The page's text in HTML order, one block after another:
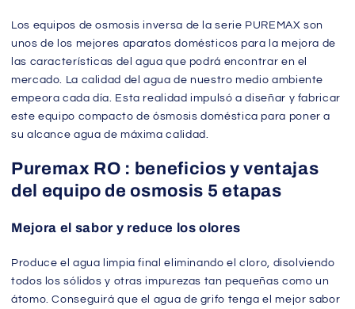
Los equipos de osmosis inversa de la serie PUREMAX son
unos de los mejores aparatos domésticos para la mejora de
las características del agua que podrá encontrar en el
mercado. La calidad del agua de nuestro medio ambiente
empeora cada día. Esta realidad impulsó a diseñar y fabricar
este equipo compacto de ósmosis doméstica para poner a
su alcance agua de máxima calidad.
Puremax RO : beneficios y ventajas
del equipo de osmosis 5 etapas
Mejora el sabor y reduce los olores
Produce el agua limpia final eliminando el cloro, disolviendo
todos los sólidos y otras impurezas tan pequeñas como un
átomo. Conseguirá que el agua de grifo tenga el mejor sabor